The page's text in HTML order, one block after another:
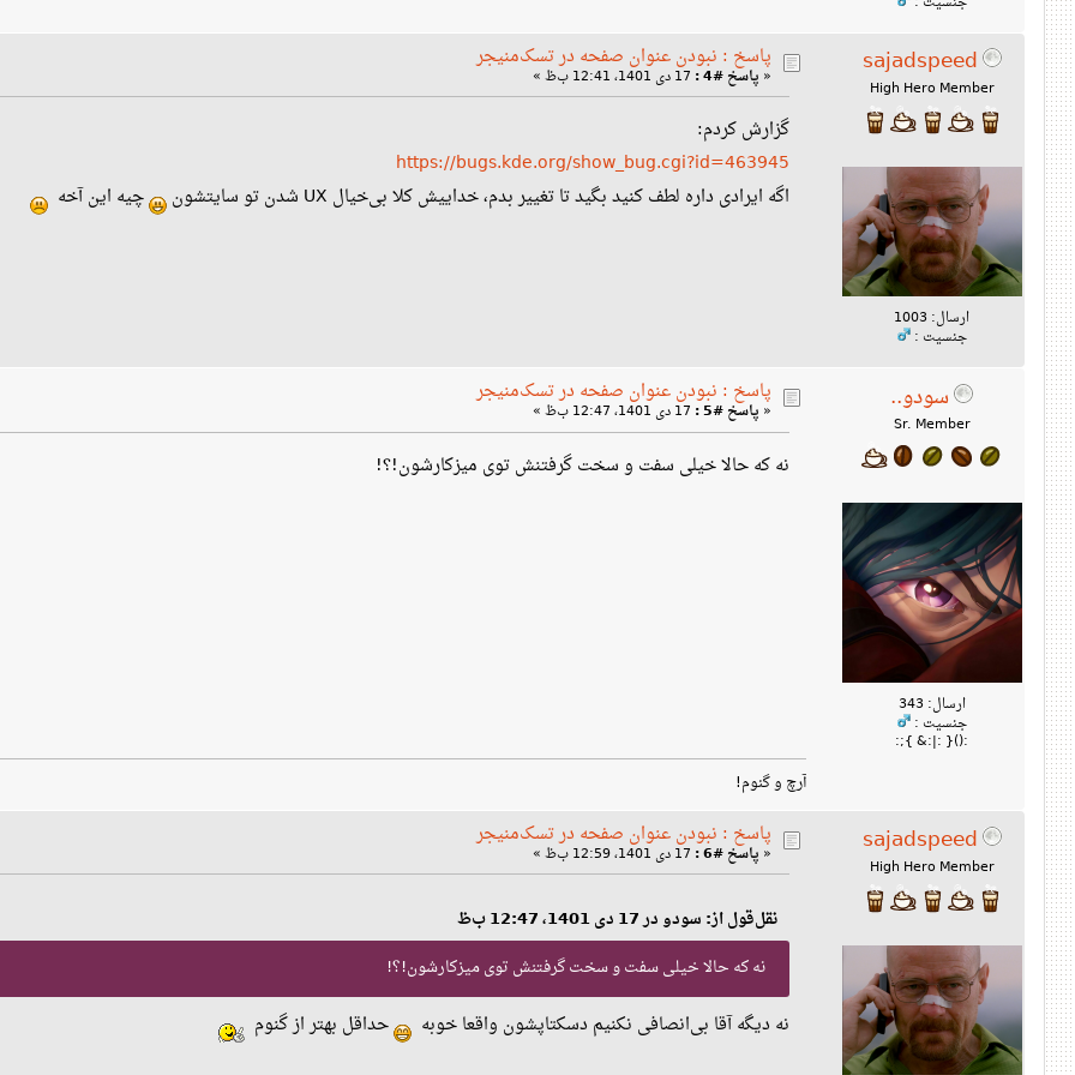
sajadspeed
High Hero Member
ارسال: 1003
جنسیت :
پاسخ : نبودن عنوان صفحه در تسک‌منیجر
« پاسخ #4 :
گزارش کردم:
https://bugs.kde.org/show_bug.cgi?id=463945
اگه ایرادی داره لطف کنید بگید تا تغییر بدم، خداییش کلا بی‌خیال UX شدن تو سایتشون
چیه این آخه
سودو..
Sr. Member
ارسال: 343
جنسیت :
:(){ :|:& };:
پاسخ : نبودن عنوان صفحه در تسک‌منیجر
« پاسخ #5 :
نه که حالا خیلی سفت و سخت گرفتنش توی میزکارشون!؟!
آرچ و گنوم!
sajadspeed
High Hero Member
پاسخ : نبودن عنوان صفحه در تسک‌منیجر
« پاسخ #6 :
نقل‌قول از: سودو در 17 دی 1401، 12:47 ب‌ظ
نه که حالا خیلی سفت و سخت گرفتنش توی میزکارشون!؟!
نه دیگه آقا بی‌انصافی نکنیم دسکتاپشون واقعا خوبه حداقل بهتر از گنوم